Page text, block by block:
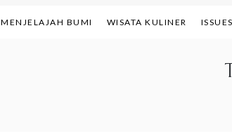
MENJELAJAH BUMI WISATA KULINER